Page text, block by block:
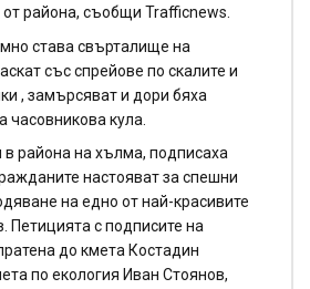
района, съобщи Trafficnews.
става свърталище на
със спрейове по скалите и
, замърсяват и дори бяха
часовникова кула.
района на хълма, подписаха
настояват за спешни
на едно от най-красивите
Петицията с подписите на
до кмета Костадин
по екология Иван Стоянов,